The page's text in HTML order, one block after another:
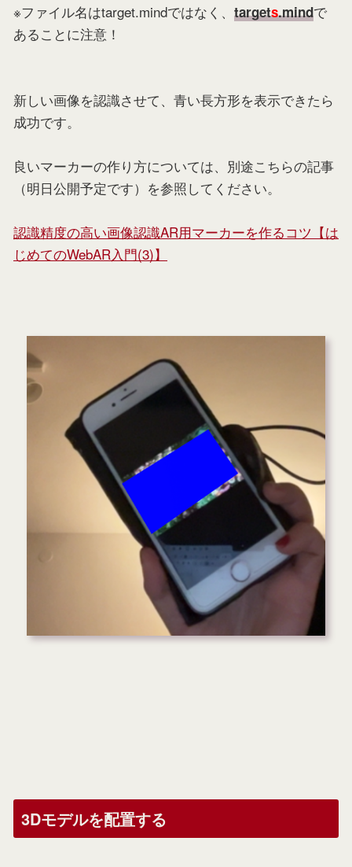
※ファイル名はtarget.mindではなく、 targets.mindで
あることに注意！
新しい画像を認識させて、青い長方形を表示できたら
成功です。
良いマーカーの作り方については、別途こちらの記事
（明日公開予定です）を参照してください。
認識精度の高い画像認識AR用マーカーを作るコツ【は
じめてのWebAR入門(3)】
3Dモデルを配置する